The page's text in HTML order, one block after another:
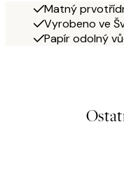
Matný
Vyrobeno ve
Papír odolný